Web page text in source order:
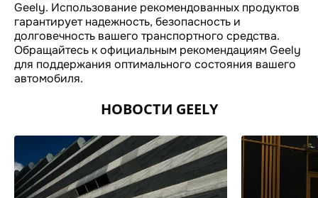
Geely. Использование рекомендованных продуктов
гарантирует надежность, безопасность и
долговечность вашего транспортного средства.
Обращайтесь к официальным рекомендациям Geely
для поддержания оптимального состояния вашего
автомобиля.
НОВОСТИ GEELY